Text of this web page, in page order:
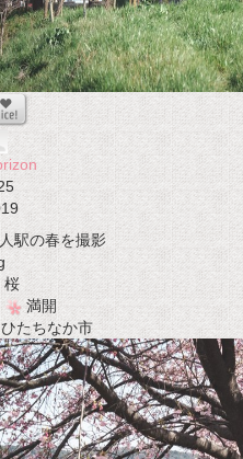
駅の春を撮影
桜
満開
たちなか市